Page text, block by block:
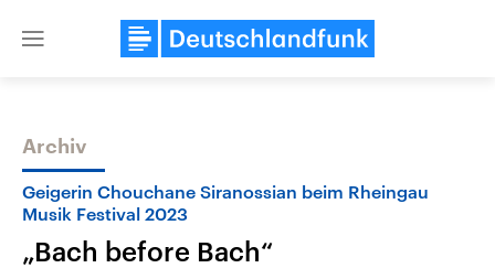
Close
Themen
Archiv
Geigerin Chouchane Siranossian beim Rheingau
Musik Festival 2023
„Bach before Bach“